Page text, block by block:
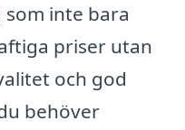
inte bara
priser utan
och god
behöver